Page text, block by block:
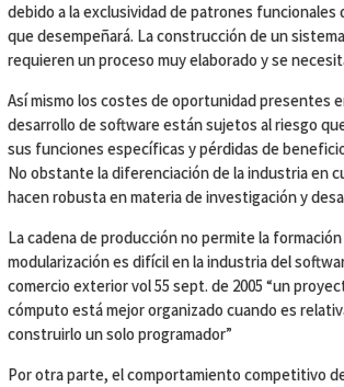
debido a la exclusividad de patrones
que desempeñará. La construcción de un
requieren un proceso muy elaborado y se
Así mismo los costes de oportunidad presentes
desarrollo de software están sujetos al riesgo
sus funciones específicas y pérdidas de
No obstante la diferenciación de la industria en
hacen robusta en materia de investigación y
La cadena de producción no permite la
modularización es difícil en la industria del
comercio exterior vol 55 sept. de 2005 “un
cómputo está mejor organizado cuando es
construirlo un solo programador”
Por otra parte, el comportamiento competitivo